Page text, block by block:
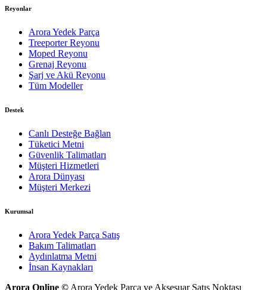
Reyonlar
Arora Yedek Parça
Treeporter Reyonu
Moped Reyonu
Grenaj Reyonu
Şarj ve Akü Reyonu
Tüm Modeller
Destek
Canlı Desteğe Bağlan
Tüketici Metni
Güvenlik Talimatları
Müşteri Hizmetleri
Arora Dünyası
Müşteri Merkezi
Kurumsal
Arora Yedek Parça Satış
Bakım Talimatları
Aydınlatma Metni
İnsan Kaynakları
Arora Online © Arora Yedek Parça ve Aksesuar Satış Noktası